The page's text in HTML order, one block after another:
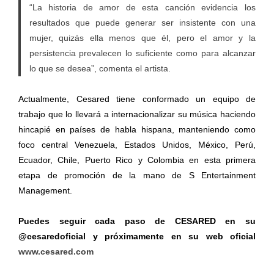
“La historia de amor de esta canción evidencia los
resultados que puede generar ser insistente con una
mujer, quizás ella menos que él, pero el amor y la
persistencia prevalecen lo suficiente como para alcanzar
lo que se desea”, comenta el artista.
Actualmente, Cesared tiene conformado un equipo de
trabajo que lo llevará a internacionalizar su música haciendo
hincapié en países de habla hispana, manteniendo como
foco central Venezuela, Estados Unidos, México, Perú,
Ecuador, Chile, Puerto Rico y Colombia en esta primera
etapa de promoción de la mano de S Entertainment
Management.
Puedes seguir cada paso de CESARED en su
@cesaredoficial y próximamente en su web oficial
www.cesared.com